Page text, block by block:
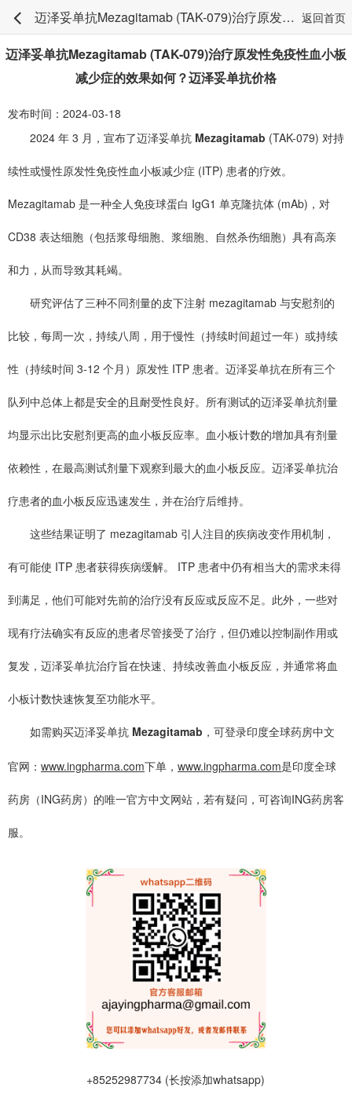
返回首页
迈泽妥单抗Mezagitamab (TAK-079)治疗原发性免疫性血小板减少症的效果如何？迈泽妥单抗价格
迈泽妥单抗Mezagitamab (TAK-079)治疗原发性免疫性血小板
减少症的效果如何？迈泽妥单抗价格
发布时间：2024-03-18
2024 年 3 月，宣布了迈泽妥单抗 Mezagitamab (TAK-079) 对持
续性或慢性原发性免疫性血小板减少症 (ITP) 患者的疗效。
Mezagitamab 是一种全人免疫球蛋白 IgG1 单克隆抗体 (mAb)，对
CD38 表达细胞（包括浆母细胞、浆细胞、自然杀伤细胞）具有高亲
和力，从而导致其耗竭。
研究评估了三种不同剂量的皮下注射 mezagitamab 与安慰剂的
比较，每周一次，持续八周，用于慢性（持续时间超过一年）或持续
性（持续时间 3-12 个月）原发性 ITP 患者。迈泽妥单抗在所有三个
队列中总体上都是安全的且耐受性良好。所有测试的迈泽妥单抗剂量
均显示出比安慰剂更高的血小板反应率。血小板计数的增加具有剂量
依赖性，在最高测试剂量下观察到最大的血小板反应。迈泽妥单抗治
疗患者的血小板反应迅速发生，并在治疗后维持。
这些结果证明了 mezagitamab 引人注目的疾病改变作用机制，
有可能使 ITP 患者获得疾病缓解。 ITP 患者中仍有相当大的需求未得
到满足，他们可能对先前的治疗没有反应或反应不足。此外，一些对
现有疗法确实有反应的患者尽管接受了治疗，但仍难以控制副作用或
复发，迈泽妥单抗治疗旨在快速、持续改善血小板反应，并通常将血
小板计数快速恢复至功能水平。
如需购买迈泽妥单抗 Mezagitamab ，可登录印度全球药房中文
官网： www.ingpharma.com下单， www.ingpharma.com是印度全球
药房（ING药房）的唯一官方中文网站，若有疑问，可咨询ING药房客
服。
+85252987734 (长按添加whatsapp)